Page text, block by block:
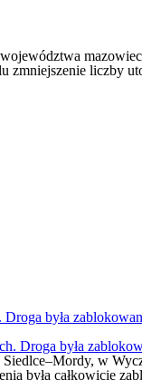
zmniejszenie liczby
była
w
była całkowicie